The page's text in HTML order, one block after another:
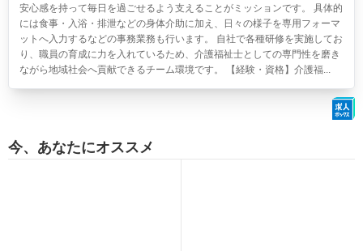
安心感を持って毎日を過ごせるよう支えることがミッションです。 具体的
には食事・入浴・排泄などの身体介助に加え、日々の様子を専用フォーマ
ットへ入力するなどの事務業務も行います。 自社で各種研修を実施してお
り、職員の育成に力を入れているため、介護福祉士としての専門性を磨き
ながら地域社会へ貢献できるチーム環境です。 【経験・資格】介護福...
今、あなたにオススメ